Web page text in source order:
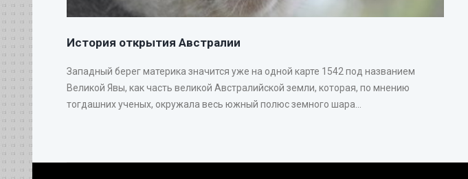
История открытия Австралии
Западный берег материка значится уже на одной карте 1542 под названием
Великой Явы, как часть великой Австралийской земли, которая, по мнению
тогдашних ученых, окружала весь южный полюс земного шара...